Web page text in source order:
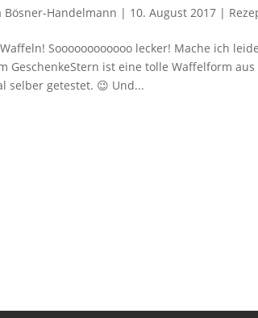
Bösner-Handelmann | 10. August 2017 |
Soooooooooooo lecker! Mache ich
GeschenkeStern ist eine tolle Waffelform
selber getestet. 😉 Und...